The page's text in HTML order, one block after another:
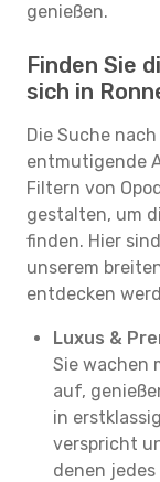
genießen.
Finden Sie
sich in
Die Suche
entmutigende
Filtern von
gestalten, um
finden. Hier
unserem
entdecken
Luxus &
Sie wachen
auf,
in
verspricht
denen